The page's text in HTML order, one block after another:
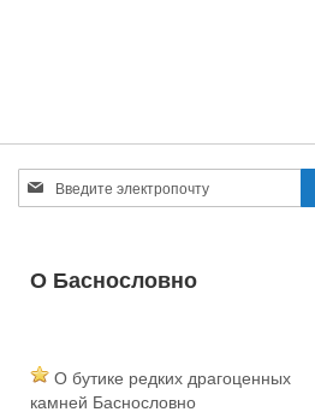
Sign
Up
Newsletter:
О Баснословно
О бутике редких драгоценных
камней Баснословно